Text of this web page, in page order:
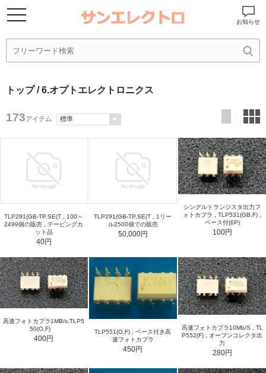
お知らせ
トップ/ 6.オプトエレクトロニクス
173アイテム
TLP291(GB-TP,SE(T , 100～
2499個の販売 , テーピングカ
ット品
40円
TLP291(GB-TP,SE(T , 1リー
ル2500個での販売
50,000円
シングルトランジスタ出力フ
ォトカプラ , TLP531(GB,F) ,
ベース付(6P)
100円
高速フォトカプラ1MB/s,TLP5
50(O,F)
400円
TLP551(O,F) , ベース付き高
速フォトカプラ
450円
高速フォトカプラ10Mb/S , TL
P552(F) , オープンコレクタ出
力
280円